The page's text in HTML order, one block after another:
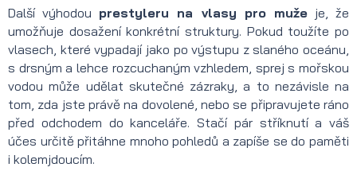
Další výhodou prestyleru na vlasy pro mužeje, že
umožňuje dosažení konkrétní struktury. Pokud toužíte po
vlasech, které vypadají jako po výstupu z slaného oceánu,
s drsným a lehce rozcuchaným vzhledem, sprej s mořskou
vodou může udělat skutečné zázraky, a to nezávisle na
tom, zda jste právě na dovolené, nebo se připravujete ráno
před odchodem do kanceláře. Stačí pár stříknutí a váš
účes určitě přitáhne mnoho pohledů a zapíše se do paměti
i kolemjdoucím.